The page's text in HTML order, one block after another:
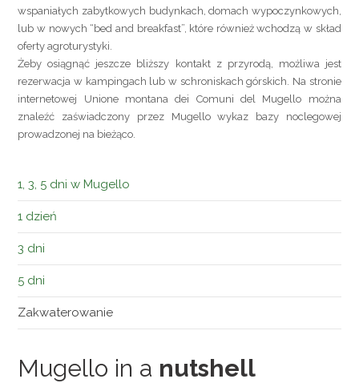
wspaniałych zabytkowych budynkach, domach wypoczynkowych,
lub w nowych “bed and breakfast”, które również wchodzą w skład
oferty agroturystyki.
Żeby osiągnąć jeszcze bliższy kontakt z przyrodą, możliwa jest
rezerwacja w kampingach lub w schroniskach górskich. Na stronie
internetowej Unione montana dei Comuni del Mugello można
znaleźć zaświadczony przez Mugello wykaz bazy noclegowej
prowadzonej na bieżąco.
1, 3, 5 dni w Mugello
1 dzień
3 dni
5 dni
Zakwaterowanie
Mugello in a nutshell